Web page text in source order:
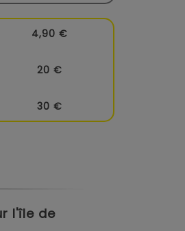
4,90 €
20 €
30 €
l'île de